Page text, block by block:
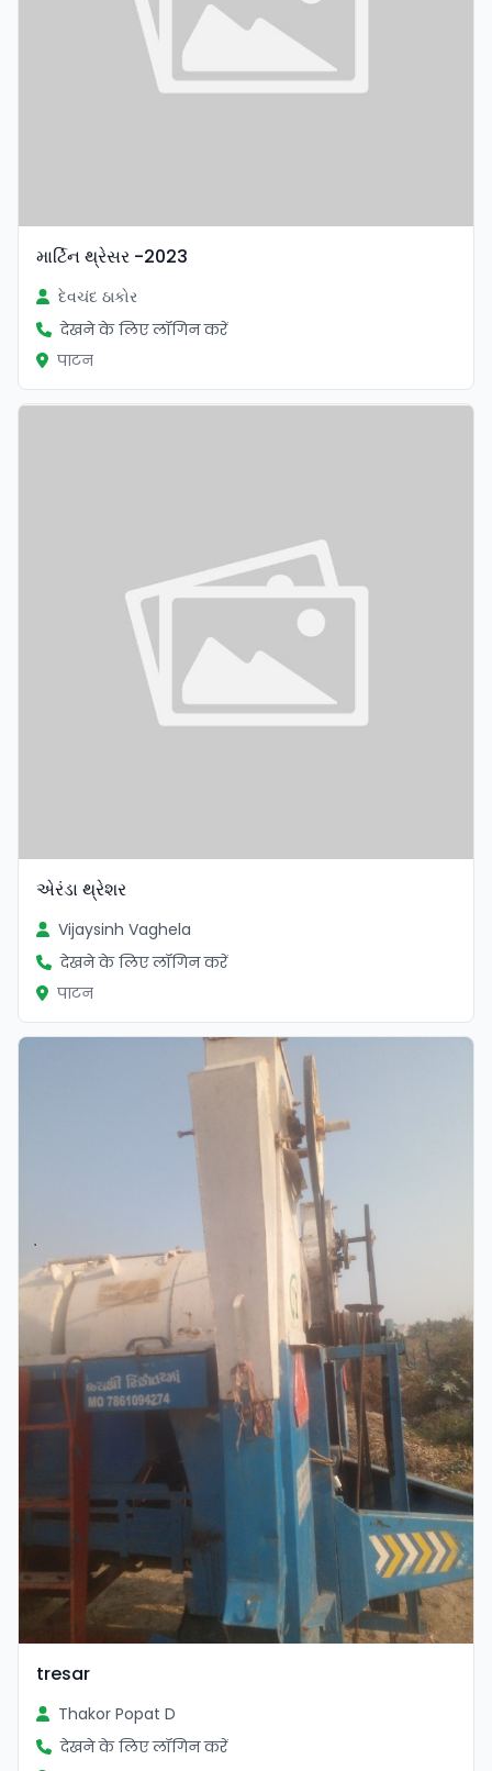
માર્ટિન થ્રેસર -2023
દેવચંદ ઠાકોર
देखने के लिए लॉगिन करें
पाटन
એરંડા થ્રેશર
Vijaysinh Vaghela
देखने के लिए लॉगिन करें
पाटन
tresar
Thakor Popat D
देखने के लिए लॉगिन करें